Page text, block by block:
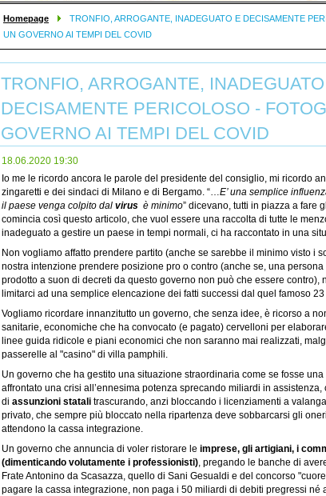
Homepage
TRONFIO, ARROGANTE, INADEGUATO E DECISAMENTE
UN GOVERNO AI TEMPI DEL COVID
TRONFIO, ARROGANTE,
DECISAMENTE PERICOLOSO -
GOVERNO AI TEMPI DEL COVID
18.06.2020 19:30
Io me le ricordo ancora le parole del presidente del consiglio, mi ricordo
zingaretti e dei sindaci di Milano e di Bergamo. “…E’ una semplice
il paese venga colpito dal virus è minimo” dicevano, tutti in piazza a fare
comincia così questo articolo, che vuol essere una raccolta di tutte le
inadeguato a gestire un paese in tempi normali, ci ha raccontato in una
Non vogliamo affatto prendere partito (anche se sarebbe il minimo visto i
nostra intenzione prendere posizione pro o contro (anche se, una
prodotto a suon di decreti da questo governo non può che essere contro),
limitarci ad una semplice elencazione dei fatti successi dal quel famoso
Vogliamo ricordare innanzitutto un governo, che senza idee, è ricorso a
sanitarie, economiche che ha convocato (e pagato) cervelloni per
linee guida ridicole e piani economici che non saranno mai realizzati,
passerelle al "casino" di villa pamphili.
Un governo che ha gestito una situazione straordinaria come se fosse
affrontato una crisi all’ennesima potenza sprecando miliardi in
di assunzioni statali trascurando, anzi bloccando i licenziamenti a
privato, che sempre più bloccato nella ripartenza deve sobbarcarsi gli
attendono la cassa integrazione.
Un governo che annuncia di voler ristorare le imprese, gli artigiani, i
(dimenticando volutamente i professionisti), pregando le banche di
Frate Antonino da Scasazza, quello di Sani Gesualdi e del concorso
pagare la cassa integrazione, non paga i 50 miliardi di debiti pregressi né